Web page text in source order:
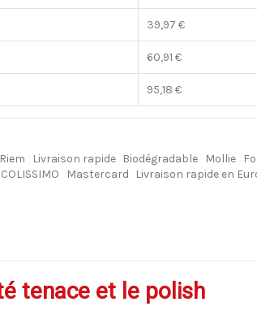
39,97 €
60,91 €
95,18 €
Riem Livraison rapide Biodégradable Mollie
COLISSIMO Mastercard Livraison rapide en
tenace et le polish